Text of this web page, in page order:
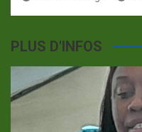
PLUS D'INFOS